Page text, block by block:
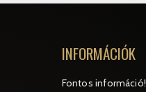
INFORMÁCIÓK
Fontos információ!